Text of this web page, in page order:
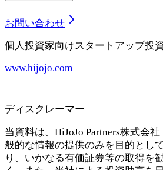
お問い合わせ
個人投資家向けスタートアップ投
www.hijojo.com
ディスクレーマー
当資料は、HiJoJo Partners株式会
般的な情報の提供のみを目的とし
り、いかなる有価証券等の取得を